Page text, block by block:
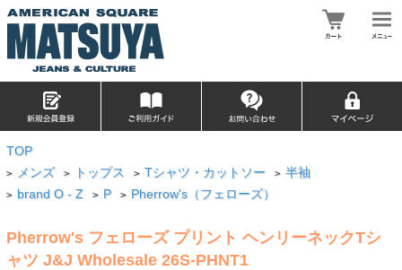
TOP
> メンズ > トップス > Tシャツ・カットソー > 半袖
> brand O - Z > P > Pherrow's（フェローズ）
Pherrow's フェローズ プリント ヘンリーネックTシ
ャツ J&J Wholesale 26S-PHNT1